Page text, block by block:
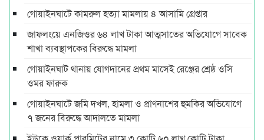
গোয়াইনঘাটে কামরুল হত্যা মামলায় ৪ আসামি গ্রেপ্তার
জাফলংয়ে এনজিওর ৬৪ লাখ টাকা আত্মসাতের অভিযোগে সাবেক
শাখা ব্যবস্থাপকের বিরুদ্ধে মামলা
গোয়াইনঘাট থানায় যোগদানের প্রথম মাসেই রেঞ্জের শ্রেষ্ঠ ওসি
ওমর ফারুক
গোয়াইনঘাটে জমি দখল, হামলা ও প্রাণনাশের হুমকির অভিযোগে
৭ জনের বিরুদ্ধে আদালতে মামলা